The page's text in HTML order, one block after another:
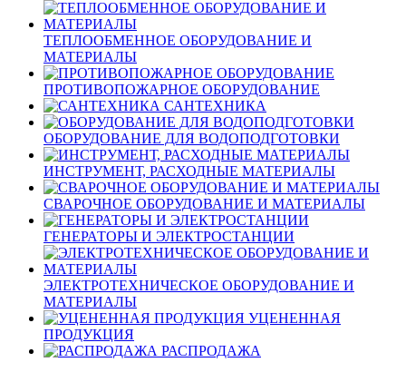
ТЕПЛООБМЕННОЕ ОБОРУДОВАНИЕ И
МАТЕРИАЛЫ
ПРОТИВОПОЖАРНОЕ ОБОРУДОВАНИЕ
САНТЕХНИКА
ОБОРУДОВАНИЕ ДЛЯ ВОДОПОДГОТОВКИ
ИНСТРУМЕНТ, РАСХОДНЫЕ МАТЕРИАЛЫ
СВАРОЧНОЕ ОБОРУДОВАНИЕ И МАТЕРИАЛЫ
ГЕНЕРАТОРЫ И ЭЛЕКТРОСТАНЦИИ
ЭЛЕКТРОТЕХНИЧЕСКОЕ ОБОРУДОВАНИЕ И
МАТЕРИАЛЫ
УЦЕНЕННАЯ
ПРОДУКЦИЯ
РАСПРОДАЖА